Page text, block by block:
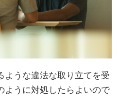
ような違法な取り立てを受
ように対処したらよいので